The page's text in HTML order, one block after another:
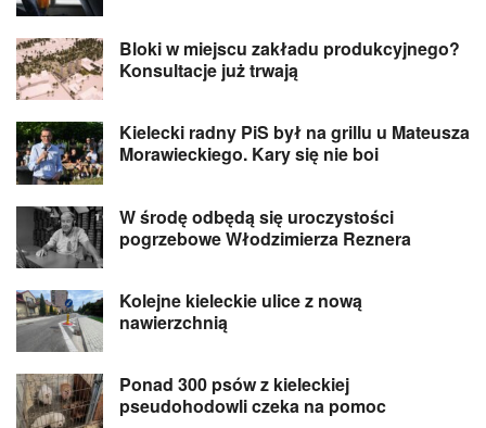
Bloki w miejscu zakładu produkcyjnego?
Konsultacje już trwają
Kielecki radny PiS był na grillu u Mateusza
Morawieckiego. Kary się nie boi
W środę odbędą się uroczystości
pogrzebowe Włodzimierza Reznera
Kolejne kieleckie ulice z nową
nawierzchnią
Ponad 300 psów z kieleckiej
pseudohodowli czeka na pomoc